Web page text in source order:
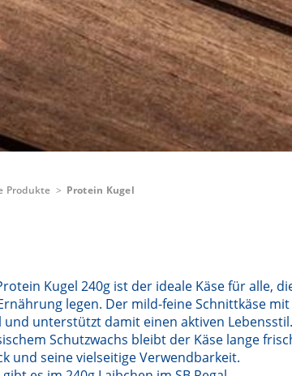
Produkte Protein Kugel
Kugel 240g ist der ideale Käse für alle,
legen. Der mild-feine Schnittkäse
und unterstützt damit einen aktiven Lebensstil.
Schutzwachs bleibt der Käse lange
und seine vielseitige Verwendbarkeit.